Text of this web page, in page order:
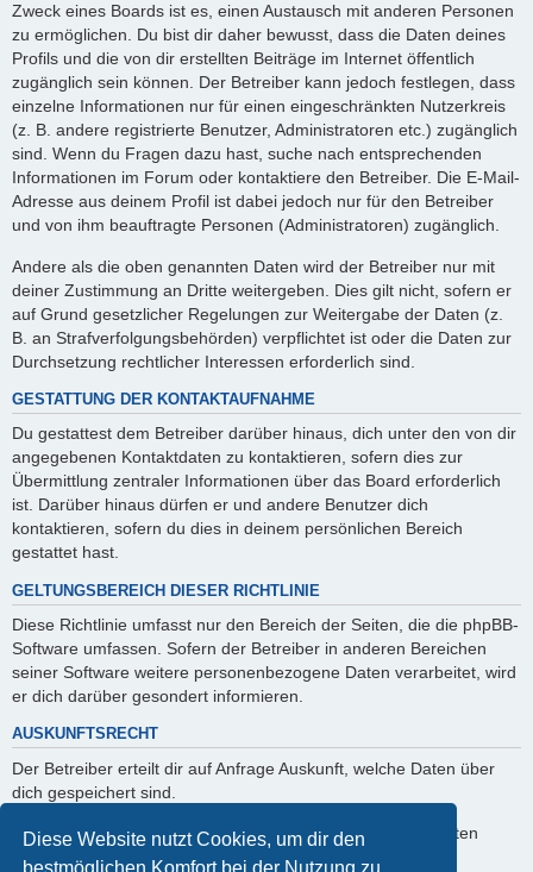
Diese Website nutzt Cookies, um dir den
bestmöglichen Komfort bei der Nutzung zu
Zweck eines Boards ist es, einen Austausch mit anderen Personen
zu ermöglichen. Du bist dir daher bewusst, dass die Daten deines
Profils und die von dir erstellten Beiträge im Internet öffentlich
zugänglich sein können. Der Betreiber kann jedoch festlegen, dass
einzelne Informationen nur für einen eingeschränkten Nutzerkreis
(z. B. andere registrierte Benutzer, Administratoren etc.) zugänglich
sind. Wenn du Fragen dazu hast, suche nach entsprechenden
Informationen im Forum oder kontaktiere den Betreiber. Die E-Mail-
Adresse aus deinem Profil ist dabei jedoch nur für den Betreiber
und von ihm beauftragte Personen (Administratoren) zugänglich.
Andere als die oben genannten Daten wird der Betreiber nur mit
deiner Zustimmung an Dritte weitergeben. Dies gilt nicht, sofern er
auf Grund gesetzlicher Regelungen zur Weitergabe der Daten (z.
B. an Strafverfolgungsbehörden) verpflichtet ist oder die Daten zur
Durchsetzung rechtlicher Interessen erforderlich sind.
GESTATTUNG DER KONTAKTAUFNAHME
Du gestattest dem Betreiber darüber hinaus, dich unter den von dir
angegebenen Kontaktdaten zu kontaktieren, sofern dies zur
Übermittlung zentraler Informationen über das Board erforderlich
ist. Darüber hinaus dürfen er und andere Benutzer dich
kontaktieren, sofern du dies in deinem persönlichen Bereich
gestattet hast.
GELTUNGSBEREICH DIESER RICHTLINIE
Diese Richtlinie umfasst nur den Bereich der Seiten, die die phpBB-
Software umfassen. Sofern der Betreiber in anderen Bereichen
seiner Software weitere personenbezogene Daten verarbeitet, wird
er dich darüber gesondert informieren.
AUSKUNFTSRECHT
Der Betreiber erteilt dir auf Anfrage Auskunft, welche Daten über
dich gespeichert sind.
Du kannst jederzeit die Löschung bzw. Sperrung deiner Daten
verlangen. Kontaktiere hierzu bitte den Betreiber.